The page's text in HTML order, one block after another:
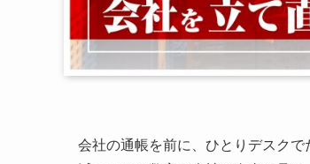
会社の通帳を前に、ひとりデスクで